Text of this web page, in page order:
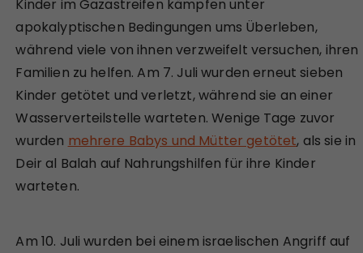
Kinder im Gazastreifen kämpfen unter
apokalyptischen Bedingungen ums Überleben,
während viele von ihnen verzweifelt versuchen, ihren
Familien zu helfen. Am 7. Juli wurden erneut sieben
Kinder getötet und verletzt, während sie an einer
Wasserverteilstelle warteten. Wenige Tage zuvor
wurden mehrere Babys und Mütter getötet, als sie in
Deir al Balah auf Nahrungshilfen für ihre Kinder
warteten.
Am 10. Juli wurden bei einem israelischen Angriff auf